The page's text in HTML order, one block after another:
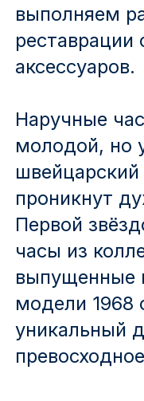
выполняем
реставрации
аксессуаров.
Наручные
молодой, но
проникнут
Первой
часы из
выпущенные
модели 1968
уникальный